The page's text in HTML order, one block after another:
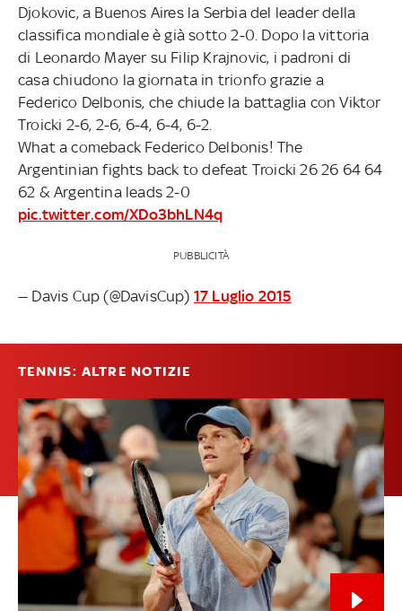
Djokovic, a Buenos Aires la Serbia del leader della
classifica mondiale è già sotto 2-0. Dopo la vittoria
di Leonardo Mayer su Filip Krajnovic, i padroni di
casa chiudono la giornata in trionfo grazie a
Federico Delbonis, che chiude la battaglia con Viktor
Troicki 2-6, 2-6, 6-4, 6-4, 6-2.
What a comeback Federico Delbonis! The
Argentinian fights back to defeat Troicki 26 26 64 64
62 & Argentina leads 2-0
pic.twitter.com/XDo3bhLN4q
PUBBLICITÀ
— Davis Cup (@DavisCup) 17 Luglio 2015
TENNIS: ALTRE NOTIZIE